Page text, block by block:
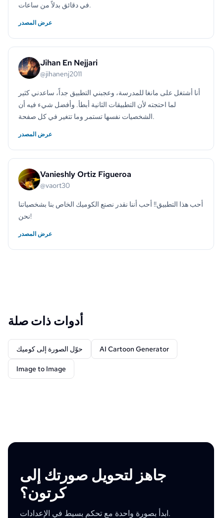
في دقائق بدلاً من ساعات.
عرض المصدر
Jihan En Nejjari
@jihanenj2011
أنا أشتغل على مانغا للمدرسة، وعجبني التطبيق جداً، ساعدني كثير
لما احتجته لأن التطبيقات الثانية أبطأ. وأفضل شيء فيه أن
الشخصيات نفسها تستمر وما تتغير في كل صفحة.
عرض المصدر
Vanieshly Ortiz Figueroa
@vaort30
أحب هذا التطبيق!! أحب أننا نقدر نصنع الكوميك الخاص بنا بشخصياتنا
نحن!
عرض المصدر
أدوات ذات صلة
حوّل الصورة إلى كوميك AI Cartoon Generator
Image to Image
جاهز لتحويل صورتك إلى
كرتون؟
ابدأ بصورة واحدة مع تحكم بسيط في الإعدادات.